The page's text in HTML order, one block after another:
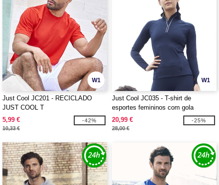
W1
Just Cool JC201 - RECICLADO
JUST COOL T
5,99 €
10,33 €
-42%
W1
Just Cool JC035 - T-shirt de
esportes femininos com gola
fechada
20,99 €
28,00 €
-25%